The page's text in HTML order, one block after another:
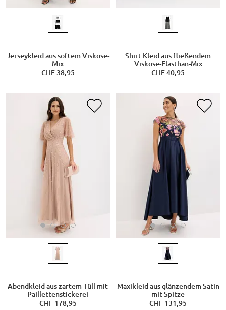
Jerseykleid aus softem Viskose-
Mix
CHF 38,95
Shirt Kleid aus fließendem
Viskose-Elasthan-Mix
CHF 40,95
Abendkleid aus zartem Tüll mit
Paillettenstickerei
CHF 178,95
Maxikleid aus glänzendem Satin
mit Spitze
CHF 131,95